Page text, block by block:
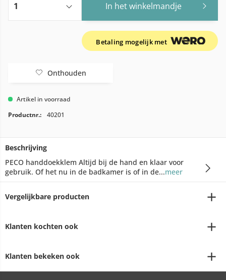
In het winkelmandje
Betaling mogelijk met
Onthouden
Artikel in voorraad
Productnr.:
40201
Beschrijving
PECO handdoekklem Altijd bij de hand en klaar voor
gebruik. Of het nu in de badkamer is of in de...meer
Vergelijkbare producten
Klanten kochten ook
Klanten bekeken ook